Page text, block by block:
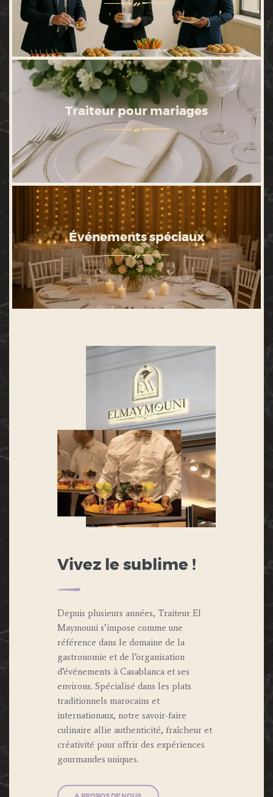
Traiteur pour mariages
Événements spéciaux
Vivez le sublime !
Depuis plusieurs années, Traiteur El
Maymouni s’impose comme une
référence dans le domaine de la
gastronomie et de l’organisation
d’événements à Casablanca et ses
environs. Spécialisé dans les plats
traditionnels marocains et
internationaux, notre savoir-faire
culinaire allie authenticité, fraîcheur et
créativité pour offrir des expériences
gourmandes uniques.